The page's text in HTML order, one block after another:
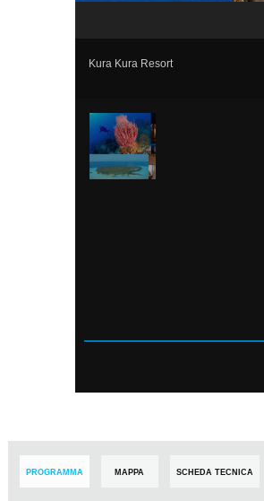
Kura Kura Resort
PROGRAMMA MAPPA SCHEDA TECNICA